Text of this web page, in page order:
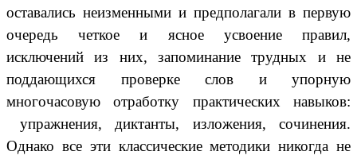
оставались неизменными и предполагали в первую
очередь четкое и ясное усвоение правил,
исключений из них, запоминание трудных и не
поддающихся проверке слов и упорную
многочасовую отработку практических навыков:
упражнения, диктанты, изложения, сочинения.
Однако все эти классические методики никогда не